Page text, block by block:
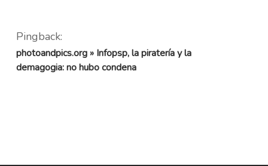
Pingback:
photoandpics.org » Infopsp, la piratería y la
demagogia: no hubo condena